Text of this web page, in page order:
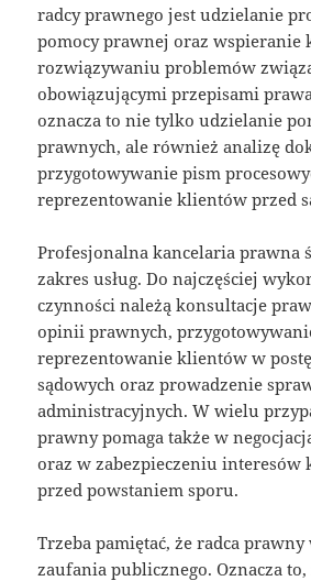
radcy prawnego jest udzielanie
pomocy prawnej oraz wspieranie
rozwiązywaniu problemów
obowiązującymi przepisami
oznacza to nie tylko udzielanie
prawnych, ale również analizę
przygotowywanie pism
reprezentowanie klientów przed
Profesjonalna kancelaria prawna
zakres usług. Do najczęściej
czynności należą konsultacje
opinii prawnych,
reprezentowanie klientów w
sądowych oraz prowadzenie
administracyjnych. W wielu
prawny pomaga także w
oraz w zabezpieczeniu interesów
przed powstaniem sporu.
Trzeba pamiętać, że radca
zaufania publicznego. Oznacza to,